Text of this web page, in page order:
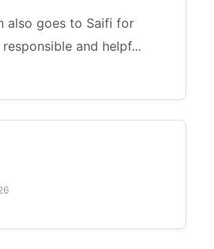
also goes to Saifi for
and helpf...